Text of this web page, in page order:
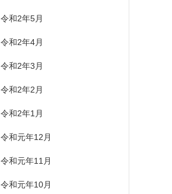
令和2年5月
令和2年4月
令和2年3月
令和2年2月
令和2年1月
令和元年12月
令和元年11月
令和元年10月